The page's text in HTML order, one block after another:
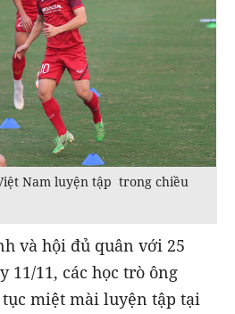
Nam luyện tập trong chiều
và hội đủ quân với 25
11/11, các học trò ông
miệt mài luyện tập tại